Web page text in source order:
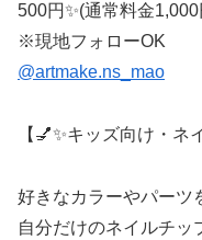
500円✨(通常料金1,000
※現地フォローOK
@artmake.ns_mao
【💅✨キッズ向け・ネ
好きなカラーやパーツ
自分だけのネイルチッ